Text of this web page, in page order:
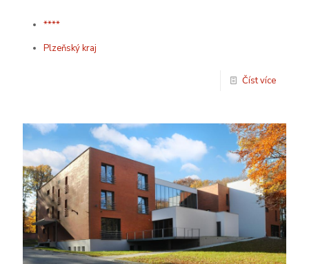
****
Plzeňský kraj
Číst více